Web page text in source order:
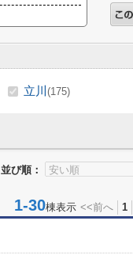
立川 (175)
並び順：
1-30棟表示 <<前へ 1